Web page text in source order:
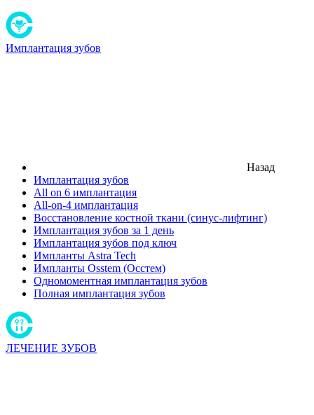
Имплантация зубов
Назад
Имплантация зубов
All on 6 имплантация
All-on-4 имплантация
Восстановление костной ткани (синус-лифтинг)
Имплантация зубов за 1 день
Имплантация зубов под ключ
Импланты Astra Tech
Импланты Osstem (Осстем)
Одномоментная имплантация зубов
Полная имплантация зубов
ЛЕЧЕНИЕ ЗУБОВ